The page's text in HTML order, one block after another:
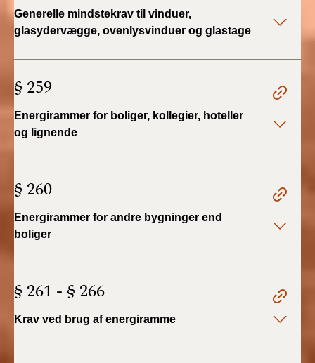
2022)
BR18 (29/6 - 31/12
BR18 (1/1-29/6
BR18 (1/7-31/12
BR18 (10/3-30/6
BR18 (1/1-9/3 2020)
BR18 (4/7-31/12
Generelle mindstekrav til vinduer,
glasydervægge, ovenlysvinduer og glastage
§ 259
Energirammer for boliger, kollegier, hoteller
og lignende
§ 260
Energirammer for andre bygninger end
boliger
§ 261 - § 266
Krav ved brug af energiramme